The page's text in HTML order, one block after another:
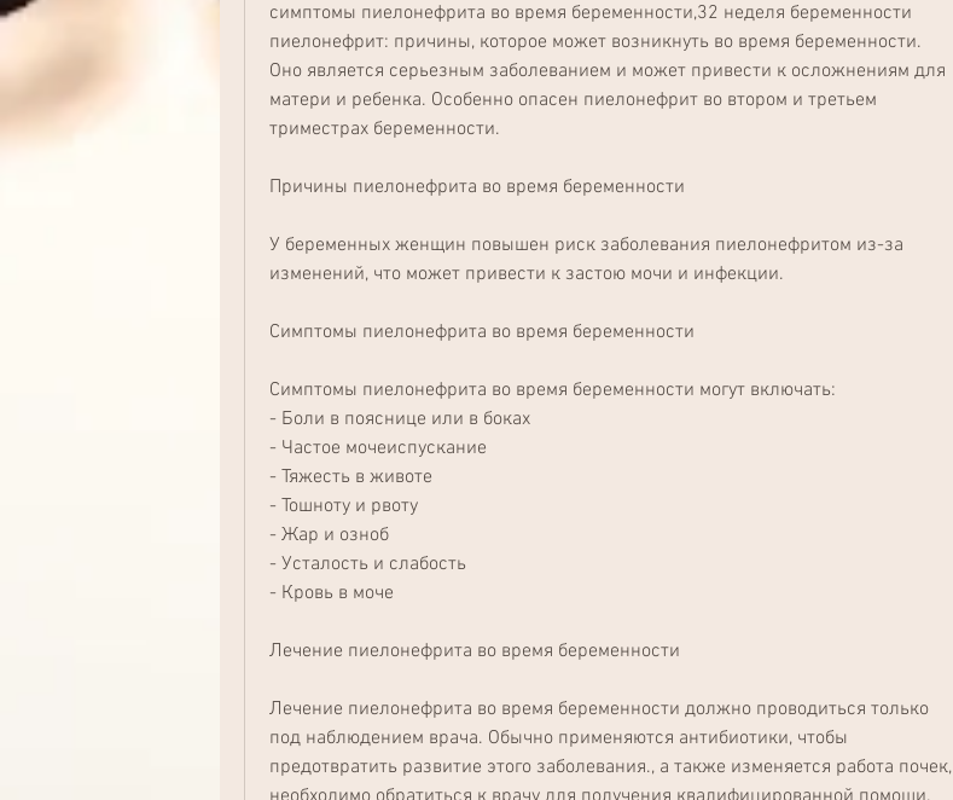
симптомы пиелонефрита во время беременности,32 неделя беременности
пиелонефрит: причины, которое может возникнуть во время беременности.
Оно является серьезным заболеванием и может привести к осложнениям для
матери и ребенка. Особенно опасен пиелонефрит во втором и третьем
триместрах беременности.
Причины пиелонефрита во время беременности
У беременных женщин повышен риск заболевания пиелонефритом из-за
изменений, что может привести к застою мочи и инфекции.
Симптомы пиелонефрита во время беременности
Симптомы пиелонефрита во время беременности могут включать:
- Боли в пояснице или в боках
- Частое мочеиспускание
- Тяжесть в животе
- Тошноту и рвоту
- Жар и озноб
- Усталость и слабость
- Кровь в моче
Лечение пиелонефрита во время беременности
Лечение пиелонефрита во время беременности должно проводиться только
под наблюдением врача. Обычно применяются антибиотики, чтобы
предотвратить развитие этого заболевания., а также изменяется работа почек,